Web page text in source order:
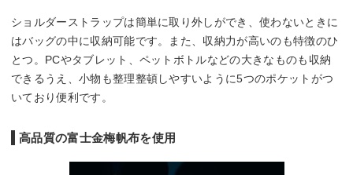
ショルダーストラップは簡単に取り外しができ、使わないときに
はバッグの中に収納可能です。また、収納力が高いのも特徴のひ
とつ。PCやタブレット、ペットボトルなどの大きなものも収納
できるうえ、小物も整理整頓しやすいように5つのポケットがつ
いており便利です。
高品質の富士金梅帆布を使用